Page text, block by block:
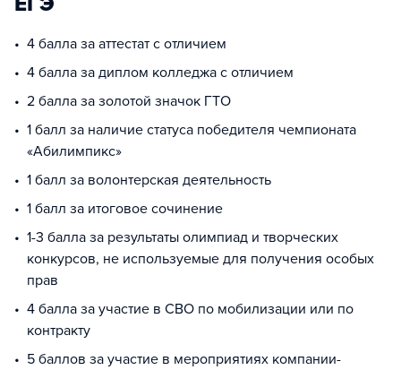
4 балла за аттестат с отличием
4 балла за диплом колледжа с отличием
2 балла за золотой значок ГТО
1 балл за наличие статуса победителя чемпионата
«Абилимпикс»
1 балл за волонтерская деятельность
1 балл за итоговое сочинение
1-3 балла за результаты олимпиад и творческих
конкурсов, не используемые для получения особых
прав
4 балла за участие в СВО по мобилизации или по
контракту
5 баллов за участие в мероприятиях компании-